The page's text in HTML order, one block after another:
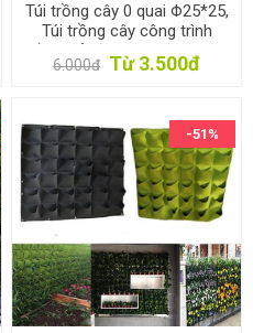
Túi trồng cây 0 quai Φ25*25,
Túi trồng cây công trình
bằng Vải địa kỹ thuật không
dệt
6.000đ Từ 3.500đ
-51%